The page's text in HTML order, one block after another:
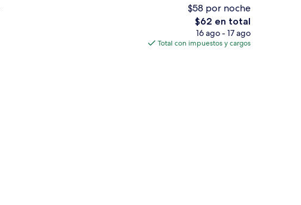
Recepción
$58 por noche
El
precio
total
$62 en total
16 ago - 17 ago
Total con impuestos y cargos